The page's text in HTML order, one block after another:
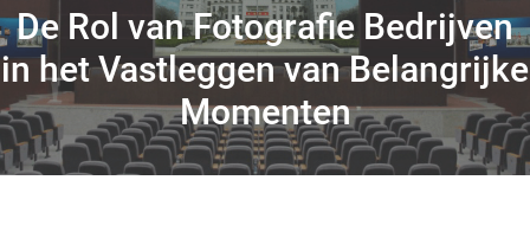
De Rol van Fotografie Bedrijven
in het Vastleggen van Belangrijke
Momenten